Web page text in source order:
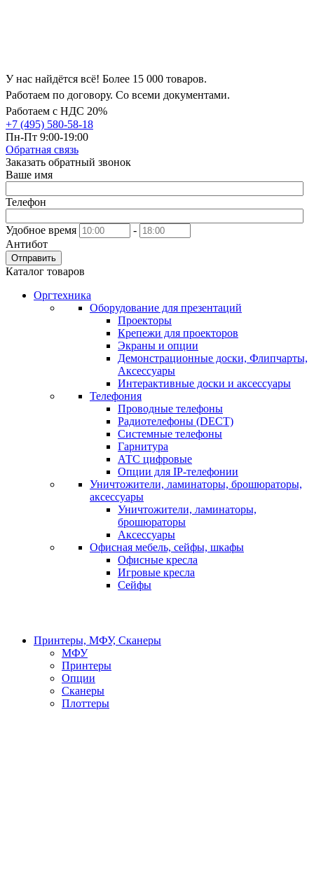
У нас найдётся всё! Более 15 000 товаров.
Работаем по договору. Со всеми документами.
Работаем с НДС 20%
+7 (495) 580-58-18
Пн-Пт 9:00-19:00
Обратная связь
Заказать обратный звонок
Ваше имя
Телефон
Удобное время
-
Антибот
Отправить
Каталог товаров
Оргтехника
Оборудование для презентаций
Проекторы
Крепежи для проекторов
Экраны и опции
Демонстрационные доски, Флипчарты,
Аксессуары
Интерактивные доски и аксессуары
Телефония
Проводные телефоны
Радиотелефоны (DECT)
Системные телефоны
Гарнитура
АТС цифровые
Опции для IP-телефонии
Уничтожители, ламинаторы, брошюраторы,
аксессуары
Уничтожители, ламинаторы,
брошюраторы
Аксессуары
Офисная мебель, сейфы, шкафы
Офисные кресла
Игровые кресла
Сейфы
Принтеры, МФУ, Сканеры
МФУ
Принтеры
Опции
Сканеры
Плоттеры